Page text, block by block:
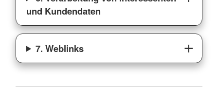
und Kundendaten
7. Weblinks